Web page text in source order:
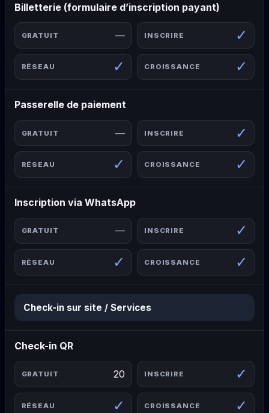
Billetterie (formulaire d’inscription payant)
—
✓
✓
✓
Passerelle de paiement
—
✓
✓
✓
Inscription via WhatsApp
—
✓
✓
✓
Check-in sur site / Services
Check-in QR
20
✓
✓
✓